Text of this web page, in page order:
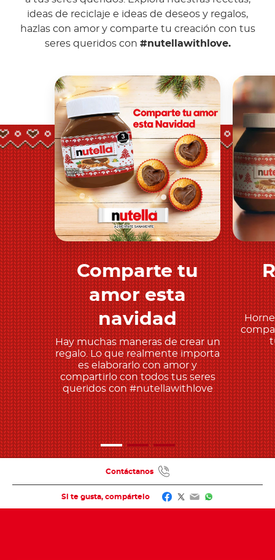
ideas de reciclaje e ideas de deseos y regalos,
hazlas con amor y comparte tu creación con tus
seres queridos con #nutellawithlove.
Descubre más
Comparte tu
amor esta
navidad
Hay muchas maneras de crear un
regalo. Lo que realmente importa
es elaborarlo con amor y
compartirlo con todos tus seres
queridos con #nutellawithlove
Si te gusta, compártelo Facebook
Twitter
EmailWhatsApp
Contáctanos